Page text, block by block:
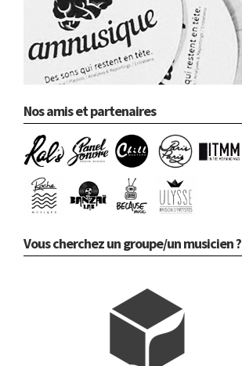
Nos amis et partenaires
Vous cherchez un groupe/un musicien ?